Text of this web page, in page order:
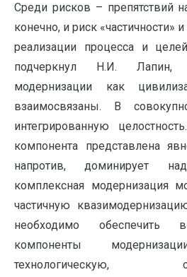
Среди рисков – препятствий
конечно, и риск «частичности»
реализации процесса и
подчеркнул Н.И. Лапин,
модернизации как
взаимосвязаны. В
интегрированную
компонента представлена
напротив, доминирует
комплексная модернизация
частичную
необходимо
компоненты
технологическую,